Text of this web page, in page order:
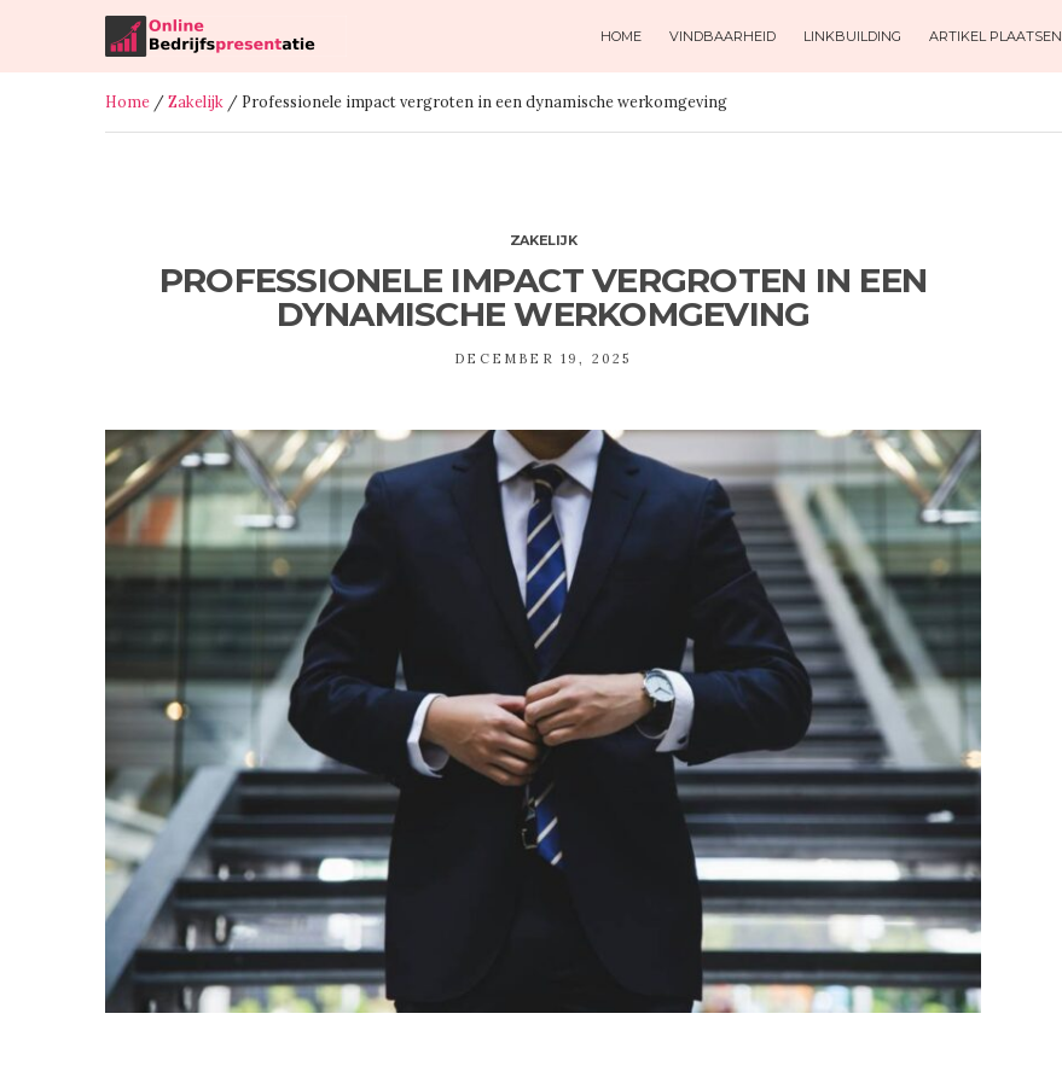
HOME VINDBAARHEID LINKBUILDING ARTIKEL PLAATSEN
Home /Zakelijk / Professionele impact vergroten in een dynamische werkomgeving
ZAKELIJK
PROFESSIONELE IMPACT VERGROTEN IN EEN
DYNAMISCHE WERKOMGEVING
DECEMBER 19, 2025